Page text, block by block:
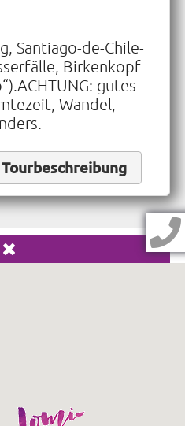
Santiago-de-Chile-
Birkenkopf
gutes
Wandel,
Tourbeschreibung